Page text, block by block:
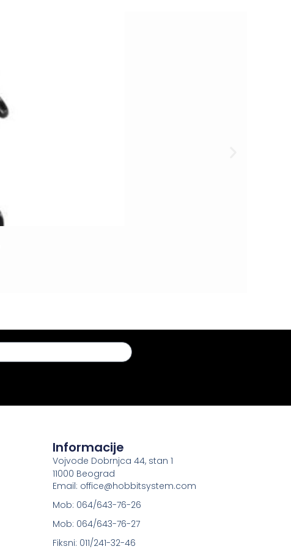
Informacije
Vojvode Dobrnjca 44, stan 1
11000 Beograd
Email: office@hobbitsystem.com
Mob: 064/643-76-26
Mob: 064/643-76-27
Fiksni: 011/241-32-46